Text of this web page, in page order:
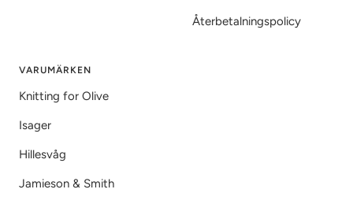
Återbetalningspolicy
VARUMÄRKEN
Knitting for Olive
Isager
Hillesvåg
Jamieson & Smith